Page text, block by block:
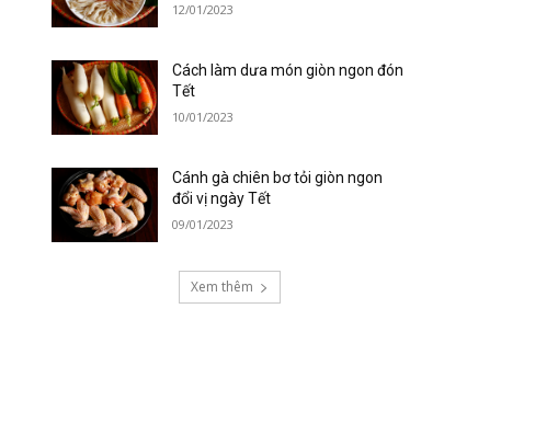
12/01/2023
Cách làm dưa món giòn ngon đón
Tết
10/01/2023
Cánh gà chiên bơ tỏi giòn ngon
đổi vị ngày Tết
09/01/2023
Xem thêm